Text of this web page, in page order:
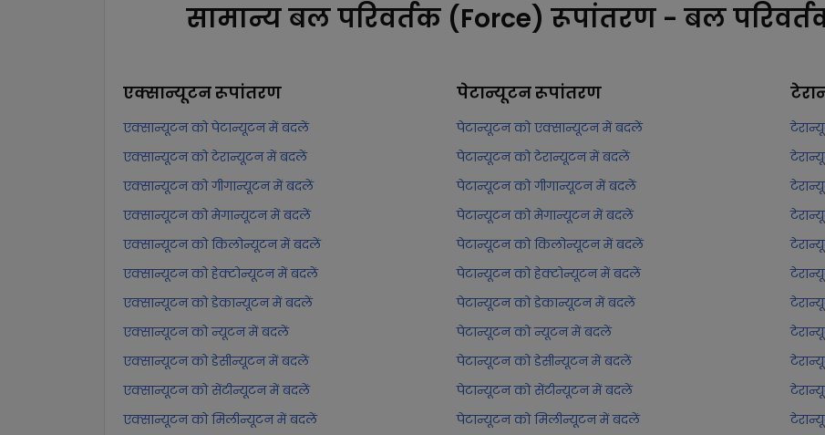
सामान्य बल परिवर्तक (Force) रूपांतरण - बल
एक्सान्यूटनरूपांतरण
एक्सान्यूटन को पेटान्यूटन में बदलें
एक्सान्यूटन को टेरान्यूटन में बदलें
एक्सान्यूटन को गीगान्यूटन में बदलें
एक्सान्यूटन को मेगान्यूटन में बदलें
एक्सान्यूटन को किलोन्यूटन में बदलें
एक्सान्यूटन को हेक्टोन्यूटन में बदलें
एक्सान्यूटन को डेकान्यूटन में बदलें
एक्सान्यूटन को न्यूटन में बदलें
एक्सान्यूटन को डेसीन्यूटन में बदलें
एक्सान्यूटन को सेंटीन्यूटन में बदलें
एक्सान्यूटन को मिलीन्यूटन में बदलें
पेटान्यूटनरूपांतरण
पेटान्यूटन को एक्सान्यूटन में बदलें
पेटान्यूटन को टेरान्यूटन में बदलें
पेटान्यूटन को गीगान्यूटन में बदलें
पेटान्यूटन को मेगान्यूटन में बदलें
पेटान्यूटन को किलोन्यूटन में बदलें
पेटान्यूटन को हेक्टोन्यूटन में बदलें
पेटान्यूटन को डेकान्यूटन में बदलें
पेटान्यूटन को न्यूटन में बदलें
पेटान्यूटन को डेसीन्यूटन में बदलें
पेटान्यूटन को सेंटीन्यूटन में बदलें
पेटान्यूटन को मिलीन्यूटन में बदलें